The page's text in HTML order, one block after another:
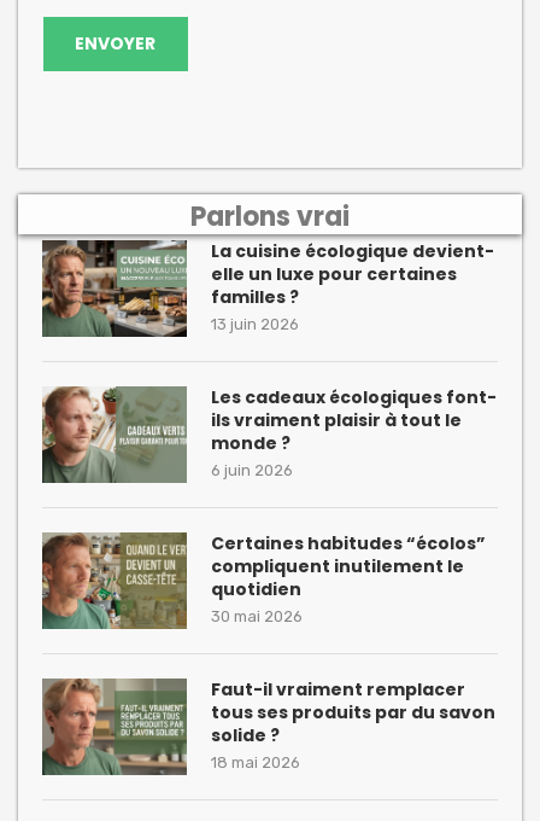
Parlons vrai
La cuisine écologique devient-
elle un luxe pour certaines
familles ?
13 juin 2026
Les cadeaux écologiques font-
ils vraiment plaisir à tout le
monde ?
6 juin 2026
Certaines habitudes “écolos”
compliquent inutilement le
quotidien
30 mai 2026
Faut-il vraiment remplacer
tous ses produits par du savon
solide ?
18 mai 2026